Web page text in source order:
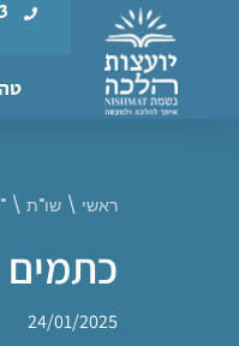
ראשי \ שו"ת\
24/01/2025